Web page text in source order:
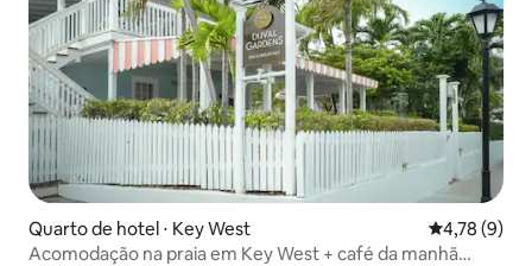
Quarto de hotel ⋅ Key West 4,78 de
4,78 (9)
Acomodação na praia em Key West + café da manhã